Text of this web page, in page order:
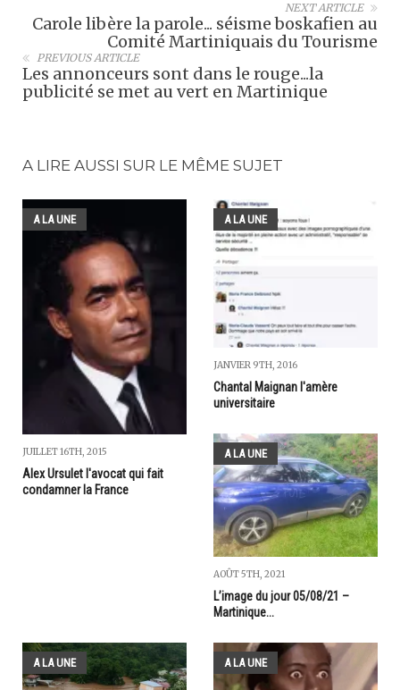
NEXT ARTICLE
Carole libère la parole... séisme boskafien au
Comité Martiniquais du Tourisme
PREVIOUS ARTICLE
Les annonceurs sont dans le rouge...la
publicité se met au vert en Martinique
A LIRE AUSSI SUR LE MÊME SUJET
A LA UNE
JUILLET 16TH, 2015
Alex Ursulet l'avocat qui fait
condamner la France
A LA UNE
JANVIER 9TH, 2016
Chantal Maignan l'amère
universitaire
A LA UNE
AOÛT 5TH, 2021
L’image du jour 05/08/21 –
Martinique...
A LA UNE A LA UNE